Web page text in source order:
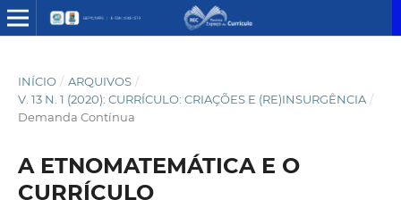
INÍCIO / ARQUIVOS /
V. 13 N. 1 (2020): CURRÍCULO: CRIAÇÕES E (RE)INSURGÊNCIA /
Demanda Contínua
A ETNOMATEMÁTICA E O
CURRÍCULO